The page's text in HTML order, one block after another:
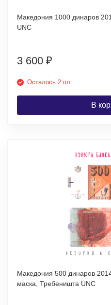
Македония 1000 динаров
UNC
3 600 ₽
Осталось 2 шт.
В
Македония 500 динаров
маска, Требеништа UNC